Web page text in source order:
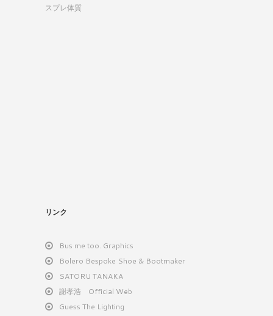
スプレ体質
リンク
Bus me too. Graphics
Bolero Bespoke Shoe & Bootmaker
SATORU TANAKA
謝孝浩 Official Web
Guess The Lighting